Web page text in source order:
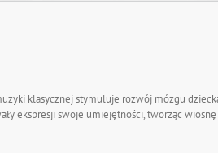
klasycznej stymuluje rozwój mózgu
ekspresji swoje umiejętności, tworząc